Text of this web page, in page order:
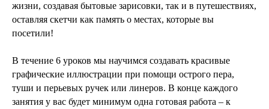
жизни, создавая бытовые зарисовки, так и в путешествиях,
оставляя скетчи как память о местах, которые вы
посетили!
В течение 6 уроков мы научимся создавать красивые
графические иллюстрации при помощи острого пера,
туши и перьевых ручек или линеров. В конце каждого
занятия у вас будет минимум одна готовая работа – к